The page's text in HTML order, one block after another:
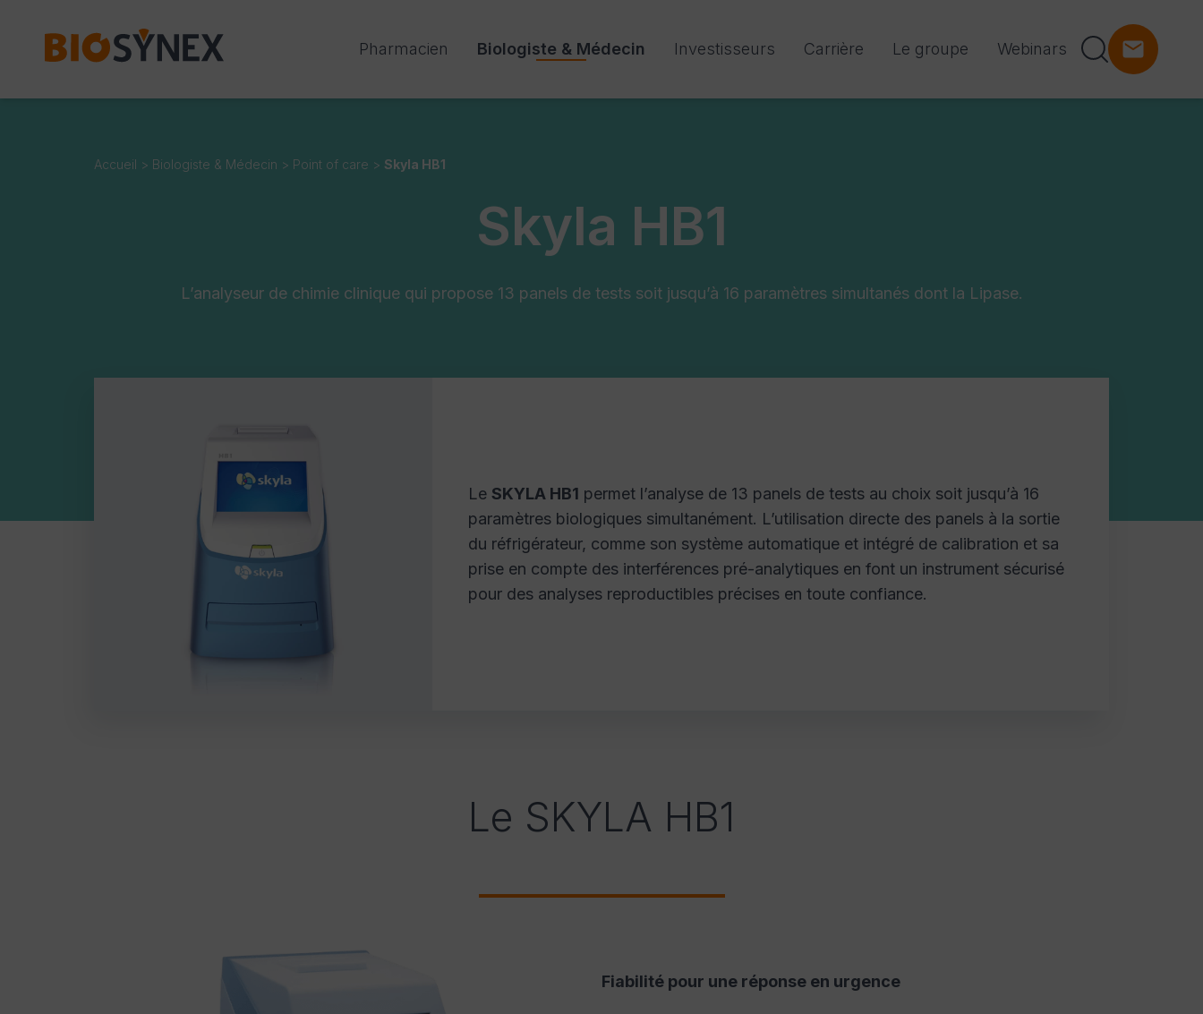
Pharmacien Biologiste & Médecin Investisseurs Carrière Le groupe Webinars
Accueil > Biologiste & Médecin > Point of care > Skyla HB1
Skyla HB1
L’analyseur de chimie clinique qui propose 13 panels de tests soit jusqu’à 16 paramètres simultanés dont la Lipase.
Le SKYLA HB1 permet l’analyse de 13 panels de tests au choix soit jusqu’à 16
paramètres biologiques simultanément. L’utilisation directe des panels à la sortie
du réfrigérateur, comme son système automatique et intégré de calibration et sa
prise en compte des interférences pré-analytiques en font un instrument sécurisé
pour des analyses reproductibles précises en toute confiance.
Le SKYLA HB1
Fiabilité pour une réponse en urgence